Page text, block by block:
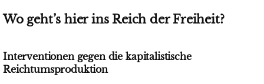
Wo geht’s hier ins Reich der Freiheit?
Interventionen gegen die kapitalistische
Reichtumsproduktion